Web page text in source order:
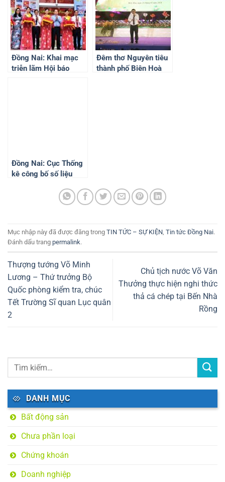
Đồng Nai: Khai mạc
triễn lãm Hội báo
Đêm thơ Nguyên tiêu
thành phố Biên Hoà
Đồng Nai: Cục Thống
kê công bố số liệu
hội tỉnh 6 tháng đầu
Mục nhập này đã được đăng trong TIN TỨC – SỰ KIỆN, Tin tức Đồng Nai.
Đánh dấu trang permalink.
Thượng tướng Võ Minh
Lương – Thứ trưởng Bộ
Quốc phòng kiểm tra, chúc
Tết Trường Sĩ quan Lục quân
2
Chủ tịch nước Võ Văn
Thưởng thực hiện nghi thức
thả cá chép tại Bến Nhà
Rồng
DANH MỤC
Bất động sản
Chưa phần loại
Chứng khoán
Doanh nghiệp